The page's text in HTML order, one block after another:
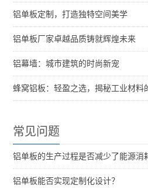
铝单板定制，打造独特空间美学
铝单板厂家卓越品质铸就辉煌未来
铝幕墙：城市建筑的时尚新宠
蜂窝铝板：轻盈之选，揭秘工业材料
常见问题
铝单板的生产过程是否减少了能源消
铝单板能否实现定制化设计？